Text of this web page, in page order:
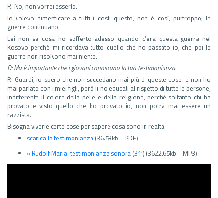
R: No, non vorrei esserlo.
Io volevo dimenticare a tutti i costi questo, non è così, purtroppo, le
guerre continuano.
Lei non sa cosa ho sofferto adesso quando c’era questa guerra nel
Kosovo perché mi ricordava tutto quello che ho passato io, che poi le
guerre non risolvono mai niente.
D: Ma è importante che i giovani conoscano la tua testimonianza.
R: Guardi, io spero che non succedano mai più di queste cose, e non ho
mai parlato con i miei figli, però li ho educati al rispetto di tutte le persone,
indifferente il colore della pelle e della religione, perché soltanto chi ha
provato e visto quello che ho provato io, non potrà mai essere un
razzista.
Bisogna viverle certe cose per sapere cosa sono in realtà.
scarica la testimonianza (36.53kb – PDF)
» Rudolf Maria: testimonianza sonora (31′) (3622.65kb – MP3)